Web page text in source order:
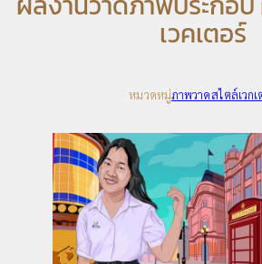
เวคเตอร์
หมวดหมู่ภาพวาดสไตล์เวกเ